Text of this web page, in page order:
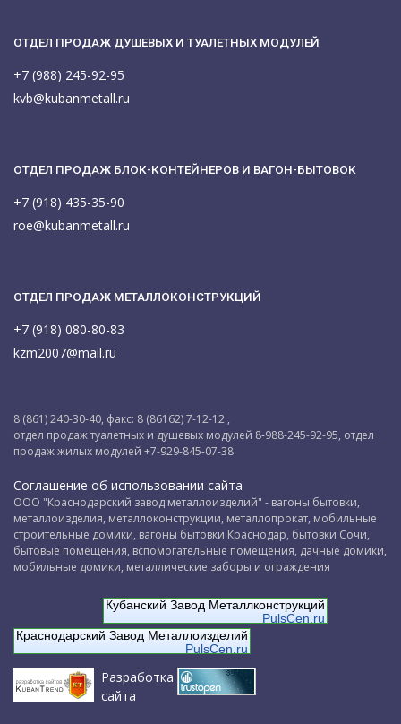
ОТДЕЛ ПРОДАЖ ДУШЕВЫХ И ТУАЛЕТНЫХ МОДУЛЕЙ
+7 (988) 245-92-95
kvb@kubanmetall.ru
ОТДЕЛ ПРОДАЖ БЛОК-КОНТЕЙНЕРОВ И ВАГОН-БЫТОВОК
+7 (918) 435-35-90
roe@kubanmetall.ru
ОТДЕЛ ПРОДАЖ МЕТАЛЛОКОНСТРУКЦИЙ
+7 (918) 080-80-83
kzm2007@mail.ru
8 (861) 240-30-40, факс: 8 (86162) 7-12-12 ,
отдел продаж туалетных и душевых модулей 8-988-245-92-95, отдел
продаж жилых модулей +7-929-845-07-38
Соглашение об использовании сайта
ООО "Краснодарский завод металлоизделий" - вагоны бытовки,
металлоизделия, металлоконструкции, металлопрокат, мобильные
строительные домики, вагоны бытовки Краснодар, бытовки Сочи,
бытовые помещения, вспомогательные помещения, дачные домики,
мобильные домики, металлические заборы и ограждения
Кубанский Завод Металлконструкций
PulsCen.ru
Краснодарский Завод Металлоизделий
PulsCen.ru
Разработка
сайта